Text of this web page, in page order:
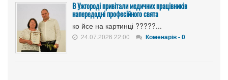
В Ужгороді привітали медичних працівників
напередодні професійного свята
ко йсе на картинці ?????...
24.07.2026 22:00 Коменарів - 0